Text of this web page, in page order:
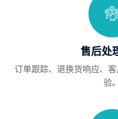
售后处
订单跟踪、退换货响应、
验。